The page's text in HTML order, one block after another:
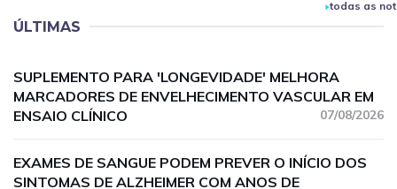
todas as
ÚLTIMAS
SUPLEMENTO PARA 'LONGEVIDADE' MELHORA
MARCADORES DE ENVELHECIMENTO VASCULAR EM
ENSAIO CLÍNICO
07/08/2026
EXAMES DE SANGUE PODEM PREVER O INÍCIO DOS
SINTOMAS DE ALZHEIMER COM ANOS DE